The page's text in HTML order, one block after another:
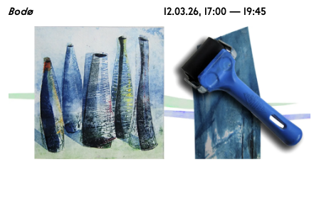
Bodø 12.03.26, 17:00 — 19:45